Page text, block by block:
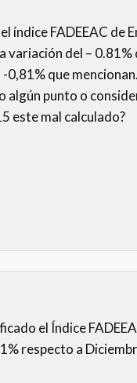
índice FADEEAC de
del – 0.81%
0,81% que mencionan.
algún punto o
este mal calculado?
el Índice
respecto a